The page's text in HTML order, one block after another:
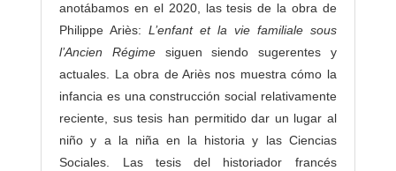
anotábamos en el 2020, las tesis de la obra de
Philippe Ariès:L’enfant et la vie familiale sous
l’Ancien Régimesiguen siendo sugerentes y
actuales. La obra de Ariès nos muestra cómo la
infancia es una construcción social relativamente
reciente, sus tesis han permitido dar un lugar al
niño y a la niña en la historia y las Ciencias
Sociales. Las tesis del historiador francés